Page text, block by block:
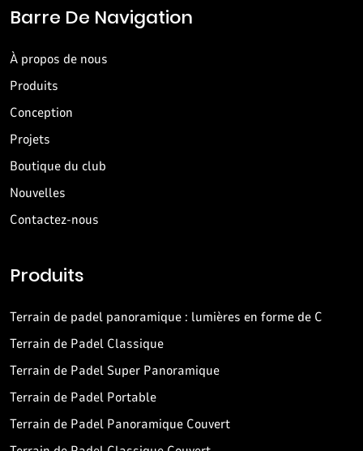
Barre De Navigation
À propos de nous
Produits
Conception
Projets
Boutique du club
Nouvelles
Contactez-nous
Produits
Terrain de padel panoramique : lumières en forme de C
Terrain de Padel Classique
Terrain de Padel Super Panoramique
Terrain de Padel Portable
Terrain de Padel Panoramique Couvert